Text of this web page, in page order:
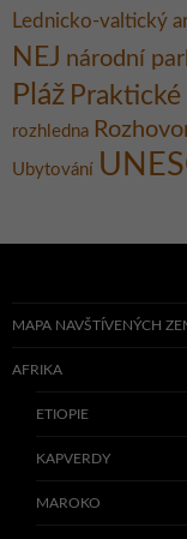
Lednicko-valtický
NEJ národní
Pláž
rozhledna
Ubytování
MAPA NAVŠTÍVENÝCH
AFRIKA
ETIOPIE
KAPVERDY
MAROKO